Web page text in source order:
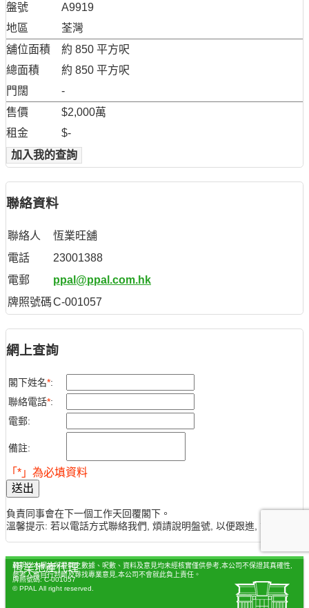
盤號
A9919
地區
荃灣
舖位面積
約 850 平方呎
總面積
約 850 平方呎
門闊
-
售價
$2,000萬
租金
$-
加入我的查詢
聯絡資料
聯絡人
恆業旺舖
電話
23001388
電郵
ppal@ppal.com.hk
牌照號碼C-001057
網上查詢
閣下姓名*:
聯絡電話*:
電郵:
備註:
「*」為必填資料
送出
負責同事會在下一個工作天回覆閣下。
溫馨提示: 若以電話方式聯絡我們, 煩請說明盤號, 以便跟進, 謝謝。
聲明：本網站所提供之數據、呎數、資料及意見均未經核實僅供參考,本公司不保證其真確性,
參考人應自行判斷及尋找專業意見,本公司不會就此負上責任。
恆業地產代理
牌照號碼: C-001057
© PPAL All right reserved.